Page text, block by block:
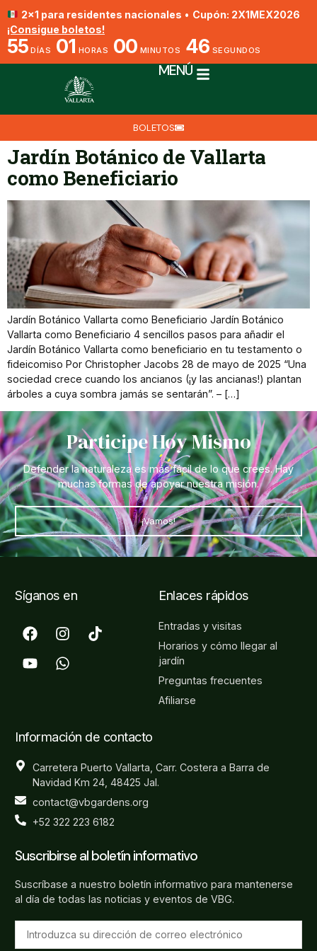
2x1 para residentes nacionales • Cupón: 2X1MEX2026
¡Consigue boletos!
55 DÍAS 01 HORAS 00 MINUTOS 46 SEGUNDOS
MENÚ
BOLETOS
Jardín Botánico de Vallarta
como Beneficiario
Jardín Botánico Vallarta como Beneficiario Jardín Botánico
Vallarta como Beneficiario 4 sencillos pasos para añadir el
Jardín Botánico Vallarta como beneficiario en tu testamento o
fideicomiso Por Christopher Jacobs 28 de mayo de 2025 “Una
sociedad crece cuando los ancianos (¡y las ancianas!) plantan
árboles a cuya sombra jamás se sentarán”. – […]
Participe Hoy Mismo
Defender la naturaleza es más fácil de lo que crees. Hay
muchas formas de apoyar nuestra misión.
¡Vamos!
Síganos en Enlaces rápidos
Entradas y visitas
Horarios y cómo llegar al
jardín
Preguntas frecuentes
Afiliarse
Información de contacto
Carretera Puerto Vallarta, Carr. Costera a Barra de
Navidad Km 24, 48425 Jal.
contact@vbgardens.org
+52 322 223 6182
Suscribirse al boletín informativo
Suscríbase a nuestro boletín informativo para mantenerse
al día de todas las noticias y eventos de VBG.